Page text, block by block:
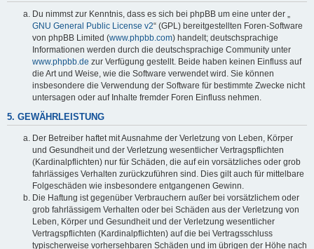
Du nimmst zur Kenntnis, dass es sich bei phpBB um eine unter der „
GNU General Public License v2“ (GPL) bereitgestellten Foren-Software
von phpBB Limited (www.phpbb.com) handelt; deutschsprachige
Informationen werden durch die deutschsprachige Community unter
www.phpbb.de zur Verfügung gestellt. Beide haben keinen Einfluss auf
die Art und Weise, wie die Software verwendet wird. Sie können
insbesondere die Verwendung der Software für bestimmte Zwecke nicht
untersagen oder auf Inhalte fremder Foren Einfluss nehmen.
5. GEWÄHRLEISTUNG
Der Betreiber haftet mit Ausnahme der Verletzung von Leben, Körper
und Gesundheit und der Verletzung wesentlicher Vertragspflichten
(Kardinalpflichten) nur für Schäden, die auf ein vorsätzliches oder grob
fahrlässiges Verhalten zurückzuführen sind. Dies gilt auch für mittelbare
Folgeschäden wie insbesondere entgangenen Gewinn.
Die Haftung ist gegenüber Verbrauchern außer bei vorsätzlichem oder
grob fahrlässigem Verhalten oder bei Schäden aus der Verletzung von
Leben, Körper und Gesundheit und der Verletzung wesentlicher
Vertragspflichten (Kardinalpflichten) auf die bei Vertragsschluss
typischerweise vorhersehbaren Schäden und im übrigen der Höhe nach